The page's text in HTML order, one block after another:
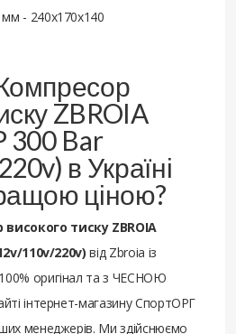
мм - 240x170x140
ZBROIA
300 Bar
в Україні
ціною?
тиску ZBROIA
110v/220v) від Zbroia із
оригінал та з ЧЕСНОЮ
інтернет-магазину СпортОРГ
менеджерів. Ми здійснюємо